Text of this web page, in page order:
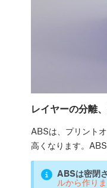
レイヤーの分離
ABSは、プリント
高くなります。
ABSは密閉
ルから作り